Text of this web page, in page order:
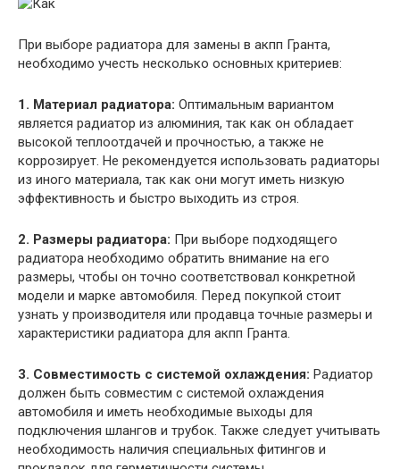
При выборе радиатора для замены в акпп Гранта,
необходимо учесть несколько основных критериев:
1. Материал радиатора: Оптимальным вариантом
является радиатор из алюминия, так как он обладает
высокой теплоотдачей и прочностью, а также не
коррозирует. Не рекомендуется использовать радиаторы
из иного материала, так как они могут иметь низкую
эффективность и быстро выходить из строя.
2. Размеры радиатора: При выборе подходящего
радиатора необходимо обратить внимание на его
размеры, чтобы он точно соответствовал конкретной
модели и марке автомобиля. Перед покупкой стоит
узнать у производителя или продавца точные размеры и
характеристики радиатора для акпп Гранта.
3. Совместимость с системой охлаждения: Радиатор
должен быть совместим с системой охлаждения
автомобиля и иметь необходимые выходы для
подключения шлангов и трубок. Также следует учитывать
необходимость наличия специальных фитингов и